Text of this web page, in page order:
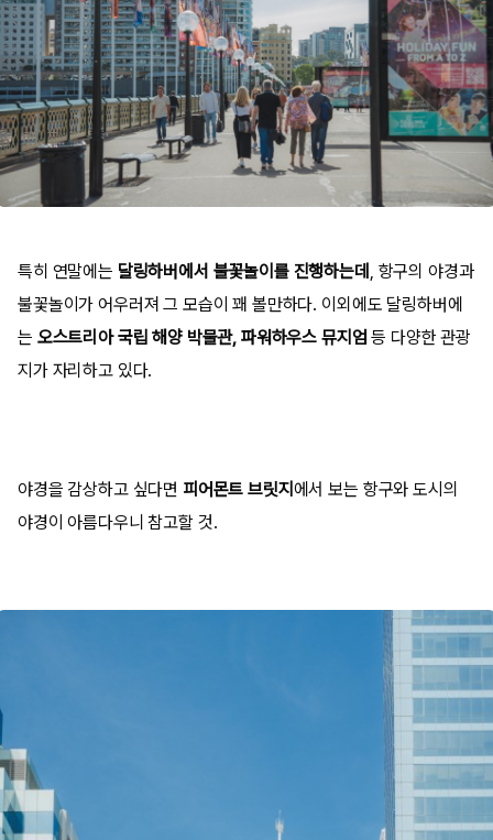
특히 연말에는 달링하버에서 불꽃놀이를 진행하는데 , 항구의 야경과
불꽃놀이가 어우러져 그 모습이 꽤 볼만하다. 이외에도 달링하버에
는 오스트리아 국립 해양 박물관, 파워하우스 뮤지엄 등 다양한 관광
지가 자리하고 있다.
야경을 감상하고 싶다면 피어몬트 브릿지 에서 보는 항구와 도시의
야경이 아름다우니 참고할 것.